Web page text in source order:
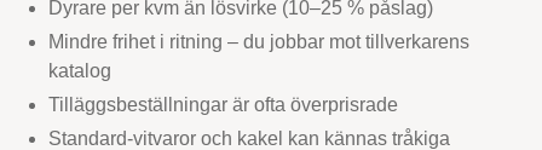
Dyrare per kvm än lösvirke (10–25 % påslag)
Mindre frihet i ritning – du jobbar mot tillverkarens
katalog
Tilläggsbeställningar är ofta överprisrade
Standard-vitvaror och kakel kan kännas tråkiga